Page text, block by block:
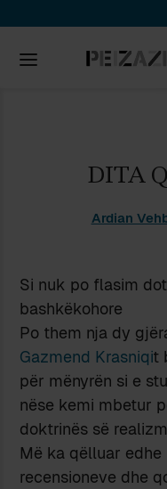
DITA
Ardian
Si nuk po flasim
bashkëkohore
Po them nja dy
Gazmend Krasniqit
për mënyrën si e
nëse kemi mbetur
doktrinës së
Më ka qëlluar
recensioneve dhe